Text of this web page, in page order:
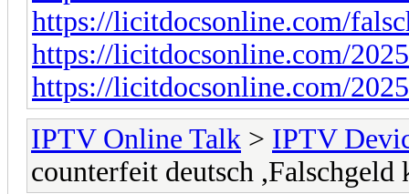
https://licitdocsonline.com/
https://licitdocsonline.com/
https://licitdocsonline.com/
IPTV Online Talk > IPTV
counterfeit deutsch